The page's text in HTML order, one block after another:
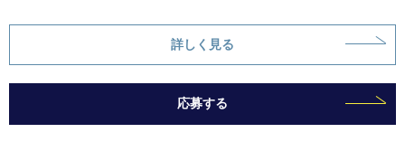
詳しく見る
応募する